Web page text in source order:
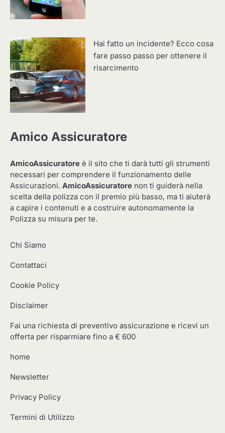
Hai fatto un incidente? Ecco cosa
fare passo passo per ottenere il
risarcimento
Amico Assicuratore
AmicoAssicuratore è il sito che ti darà tutti gli strumenti
necessari per comprendere il funzionamento delle
Assicurazioni. AmicoAssicuratore non ti guiderà nella
scelta della polizza con il premio più basso, ma ti aiuterà
a capire i contenuti e a costruire autonomamente la
Polizza su misura per te.
Chi Siamo
Contattaci
Cookie Policy
Disclaimer
Fai una richiesta di preventivo assicurazione e ricevi un
offerta per risparmiare fino a € 600
home
Newsletter
Privacy Policy
Termini di Utilizzo